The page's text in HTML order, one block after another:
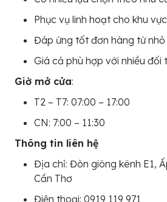
Phục vụ linh hoạt cho khu
Đáp ứng tốt đơn hàng từ nhỏ
Giá cả phù hợp với nhiều đối
Giờ mở cửa:
T2 – T7: 07:00 – 17:00
CN: 7:00 – 11:30
Thông tin liên hệ
Địa chỉ: Đòn giông kênh E1,
Cần Thơ
Điện thoại: 0919 119 971